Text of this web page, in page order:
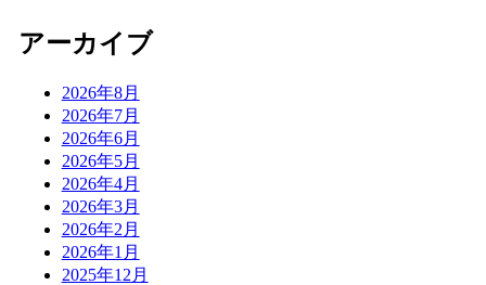
アーカイブ
2026年8月
2026年7月
2026年6月
2026年5月
2026年4月
2026年3月
2026年2月
2026年1月
2025年12月